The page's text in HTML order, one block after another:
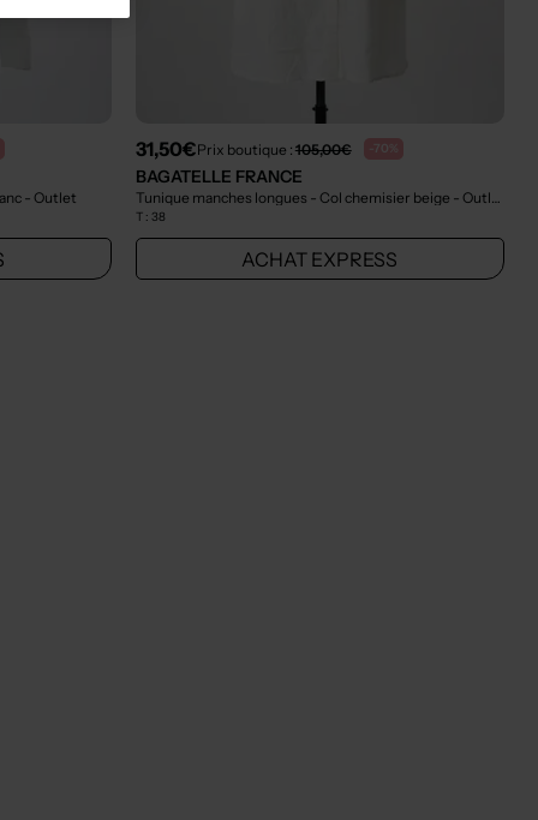
- Outlet
31,50€Prix boutique : 105,00€ -70%
BAGATELLE FRANCE
Tunique manches longues - Col chemisier beige - Outlet
T : 38
ACHAT EXPRESS